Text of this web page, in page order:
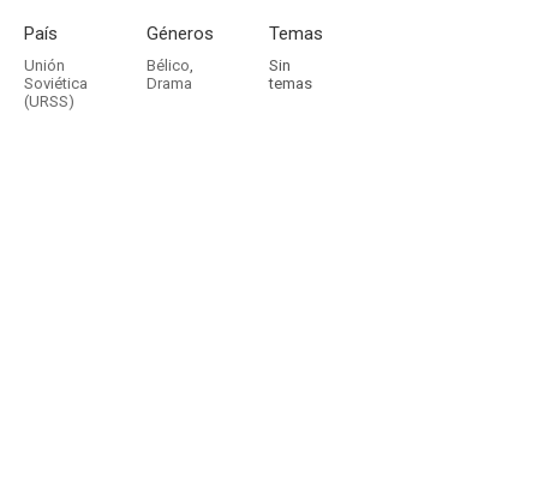
País
Unión
Soviética
(URSS)
Géneros
Bélico,
Drama
Temas
Sin
temas